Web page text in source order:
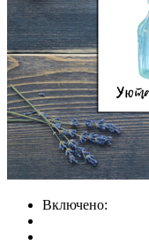
Включено: